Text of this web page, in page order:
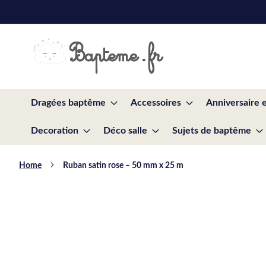
to
Dragées baptême Accessoires Anniversaire
Decoration Déco salle Sujets de baptême
Home Ruban satin rose – 50 mm x 25 m